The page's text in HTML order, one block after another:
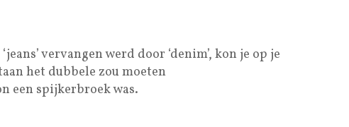
vervangen werd door ‘denim’, kon je op je
het dubbele zou moeten
een spijkerbroek was.